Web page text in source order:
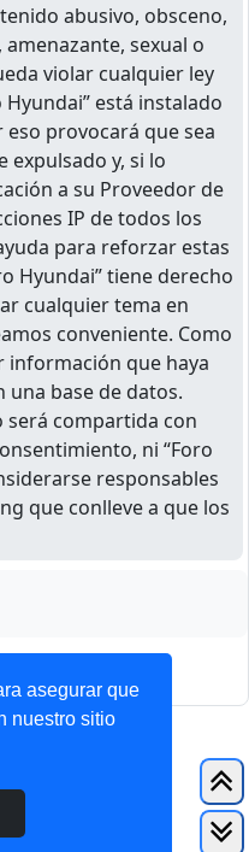
asegurar que
nuestro sitio
abusivo, obsceno,
sexual o
violar cualquier ley
Hyundai” está instalado
eso provocará que sea
expulsado y, si lo
a su Proveedor de
IP de todos los
para reforzar estas
Hyundai” tiene derecho
cualquier tema en
conveniente. Como
información que haya
una base de datos.
compartida con
ni “Foro
responsables
que conlleve a que los